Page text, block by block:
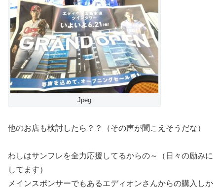
Jpeg
他のお店も検討したら？？（その声が聞こえそうだな）
わしはサンフレを全力応援してるからの～（日々の励みに
してます）
メインスポンサーでもあるエディオンさんからの購入しか